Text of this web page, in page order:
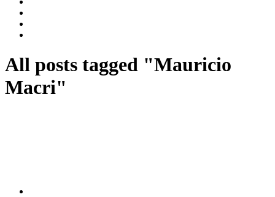
All posts tagged "Mauricio
Macri"